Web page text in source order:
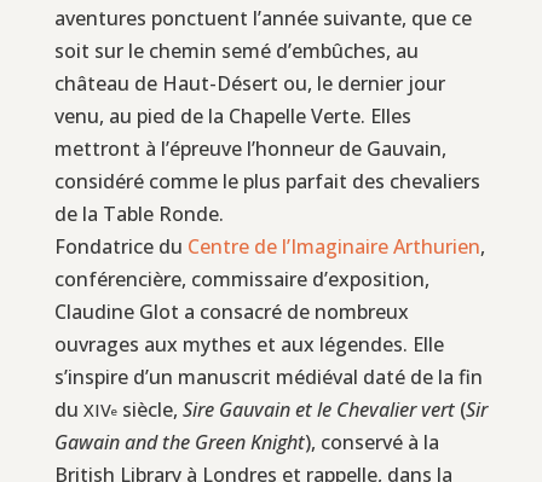
aventures ponctuent l’année suivante, que ce
soit sur le chemin semé d’embûches, au
château de Haut-Désert ou, le dernier jour
venu, au pied de la Chapelle Verte. Elles
mettront à l’épreuve l’honneur de Gauvain,
considéré comme le plus parfait des chevaliers
de la Table Ronde.
Fondatrice du Centre de l’Imaginaire Arthurien,
conférencière, commissaire d’exposition,
Claudine Glot a consacré de nombreux
ouvrages aux mythes et aux légendes. Elle
s’inspire d’un manuscrit médiéval daté de la fin
du XIVesiècle, Sire Gauvain et le Chevalier vert(Sir
Gawain and the Green Knight), conservé à la
British Library à Londres et rappelle, dans la